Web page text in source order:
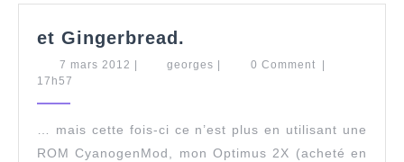
et Gingerbread.
7 mars 2012 7
georges georges0 Comment
17h57
… mais cette fois-ci ce n’est plus en utilisant une
ROM CyanogenMod, mon Optimus 2X (acheté en